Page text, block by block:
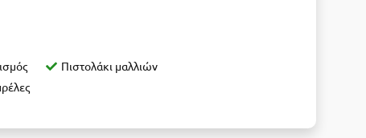
Πιστολάκι μαλλιών